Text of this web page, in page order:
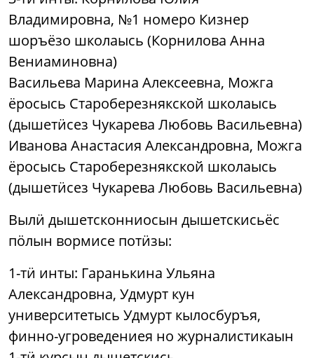
Владимировна, №1 номеро Кизнер
шоръёзо школаысь (Корнилова Анна
Вениаминовна)
Васильева Марина Алексеевна, Можга
ёросысь Староберезнякской школаысь
(дышетӥсез Чукарева Любовь Васильевна)
Иванова Анастасия Александровна, Можга
ёросысь Староберезнякской школаысь
(дышетӥсез Чукарева Любовь Васильевна)
Вылӥ дышетсконниосын дышетскисьёс
пӧлын вормисе потӥзы:
1-тӥ инты: Гаранькина Ульяна
Александровна, Удмурт кун
университетысь Удмурт кылосбуръя,
финно-угроведениея но журналистикаын